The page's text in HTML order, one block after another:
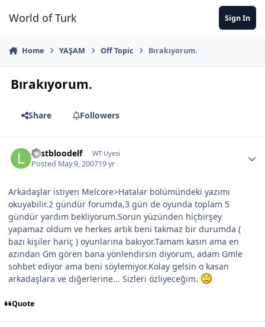
World of Turk Sign In
Home YAŞAM Off Topic Bırakıyorum.
Bırakıyorum.
Share Followers
Lastbloodelf WT Uyesi
Posted May 9, 200719 yr
Arkadaşlar istiyen Melcore>Hatalar bölümündeki yazımı
okuyabilir.2 gündür forumda,3 gün de oyunda toplam 5
gündür yardım bekliyorum.Sorun yüzünden hiçbirşey
yapamaz oldum ve herkes artık beni takmaz bir durumda (
bazı kişiler hariç ) oyunlarına bakıyor.Tamam kasın ama en
azından Gm gören bana yönlendirsin diyorum, adam Gmle
sohbet ediyor ama beni söylemiyor.Kolay gelsin o kasan
arkadaşlara ve diğerlerine... Sizleri özliyeceğim.
Quote